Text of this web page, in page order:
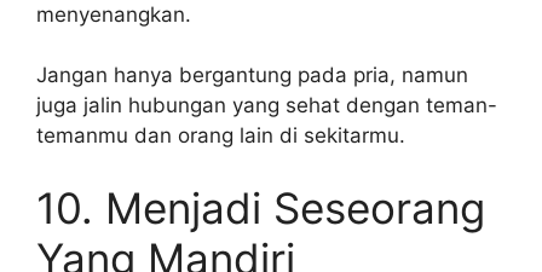
menyenangkan.
Jangan hanya bergantung pada pria, namun
juga jalin hubungan yang sehat dengan teman-
temanmu dan orang lain di sekitarmu.
10. Menjadi Seseorang
Yang Mandiri